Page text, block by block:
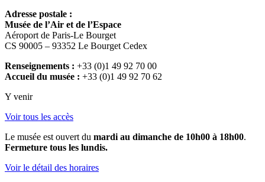
Adresse postale :
Musée de l’Air et de l’Espace
Aéroport de Paris-Le Bourget
CS 90005 – 93352 Le Bourget Cedex
Renseignements : +33 (0)1 49 92 70 00
Accueil du musée : +33 (0)1 49 92 70 62
Y venir
Voir tous les accès
Le musée est ouvert du mardi au dimanche de 10h00 à 18h00.
Fermeture tous les lundis.
Voir le détail des horaires